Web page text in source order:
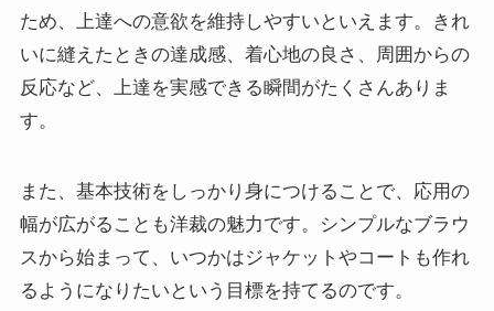
ため、上達への意欲を維持しやすいといえます。きれ
いに縫えたときの達成感、着心地の良さ、周囲からの
反応など、上達を実感できる瞬間がたくさんありま
す。
また、基本技術をしっかり身につけることで、応用の
幅が広がることも洋裁の魅力です。シンプルなブラウ
スから始まって、いつかはジャケットやコートも作れ
るようになりたいという目標を持てるのです。